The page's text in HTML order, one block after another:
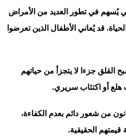
يُسهم في تطور العديد من الأمراض
قد يُعاني الأطفال الذين تعرضوا
القلق جزءا لا يتجزأ من حياتهم
هلع أو اكتئاب سريري.
من شعور دائم بعدم الكفاءة،
الحقيقية.